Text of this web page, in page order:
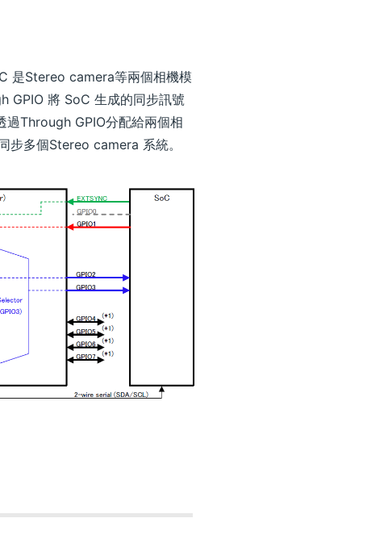
是Stereo camera等兩個相機模
GPIO 將 SoC 生成的同步訊號
Through GPIO分配給兩個相
步多個Stereo camera 系統。